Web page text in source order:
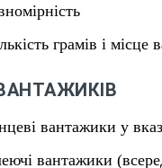
грамів і місце
вантажики у
вантажики